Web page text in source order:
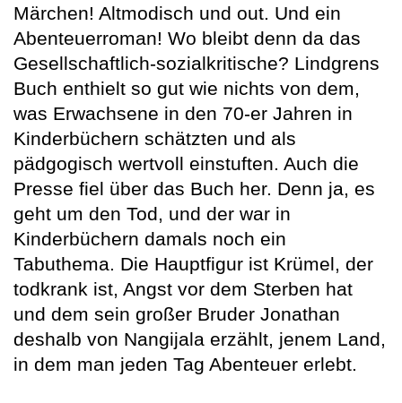
Märchen! Altmodisch und out. Und ein
Abenteuerroman! Wo bleibt denn da das
Gesellschaftlich-sozialkritische? Lindgrens
Buch enthielt so gut wie nichts von dem,
was Erwachsene in den 70-er Jahren in
Kinderbüchern schätzten und als
pädgogisch wertvoll einstuften. Auch die
Presse fiel über das Buch her. Denn ja, es
geht um den Tod, und der war in
Kinderbüchern damals noch ein
Tabuthema. Die Hauptfigur ist Krümel, der
todkrank ist, Angst vor dem Sterben hat
und dem sein großer Bruder Jonathan
deshalb von Nangijala erzählt, jenem Land,
in dem man jeden Tag Abenteuer erlebt.